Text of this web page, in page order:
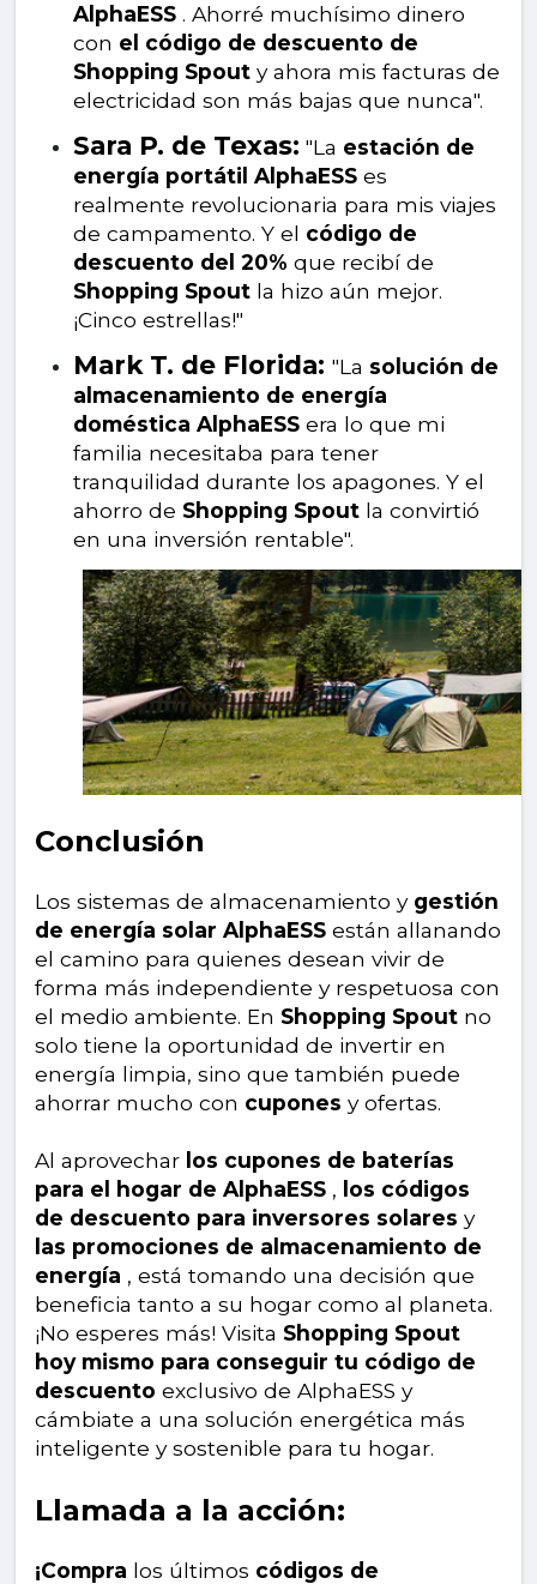
AlphaESS . Ahorré muchísimo dinero
con el código de descuento de
Shopping Spout y ahora mis facturas de
electricidad son más bajas que nunca".
Sara P. de Texas: "La estación de
energía portátil AlphaESS es
realmente revolucionaria para mis viajes
de campamento. Y el código de
descuento del 20% que recibí de
Shopping Spout la hizo aún mejor.
¡Cinco estrellas!"
Mark T. de Florida: "La solución de
almacenamiento de energía
doméstica AlphaESS era lo que mi
familia necesitaba para tener
tranquilidad durante los apagones. Y el
ahorro de Shopping Spout la convirtió
en una inversión rentable".
Conclusión
Los sistemas de almacenamiento y gestión
de energía solar AlphaESS están allanando
el camino para quienes desean vivir de
forma más independiente y respetuosa con
el medio ambiente. En Shopping Spout no
solo tiene la oportunidad de invertir en
energía limpia, sino que también puede
ahorrar mucho con cupones y ofertas.
Al aprovechar los cupones de baterías
para el hogar de AlphaESS , los códigos
de descuento para inversores solares y
las promociones de almacenamiento de
energía , está tomando una decisión que
beneficia tanto a su hogar como al planeta.
¡No esperes más! Visita Shopping Spout
hoy mismo para conseguir tu código de
descuento exclusivo de AlphaESS y
cámbiate a una solución energética más
inteligente y sostenible para tu hogar.
Llamada a la acción:
¡Compra los últimos códigos de